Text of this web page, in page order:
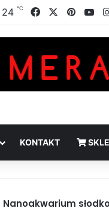
24 ℃ Facebook
KONTAKT
Nanoakwarium